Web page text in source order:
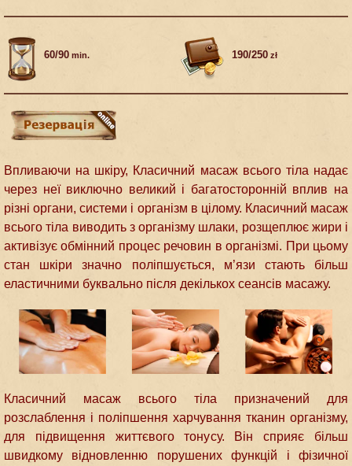
60/90 min. 190/250 zł
Впливаючи на шкіру, Класичний масаж всього тіла надає
через неї виключно великий і багатосторонній вплив на
різні органи, системи і організм в цілому. Класичний масаж
всього тіла виводить з організму шлаки, розщеплює жири і
активізує обмінний процес речовин в організмі. При цьому
стан шкіри значно поліпшується, м’язи стають більш
еластичними буквально після декількох сеансів масажу.
Класичний масаж всього тіла призначений для
розслаблення і поліпшення харчування тканин організму,
для підвищення життєвого тонусу. Він сприяє більш
швидкому відновленню порушених функцій і фізичної